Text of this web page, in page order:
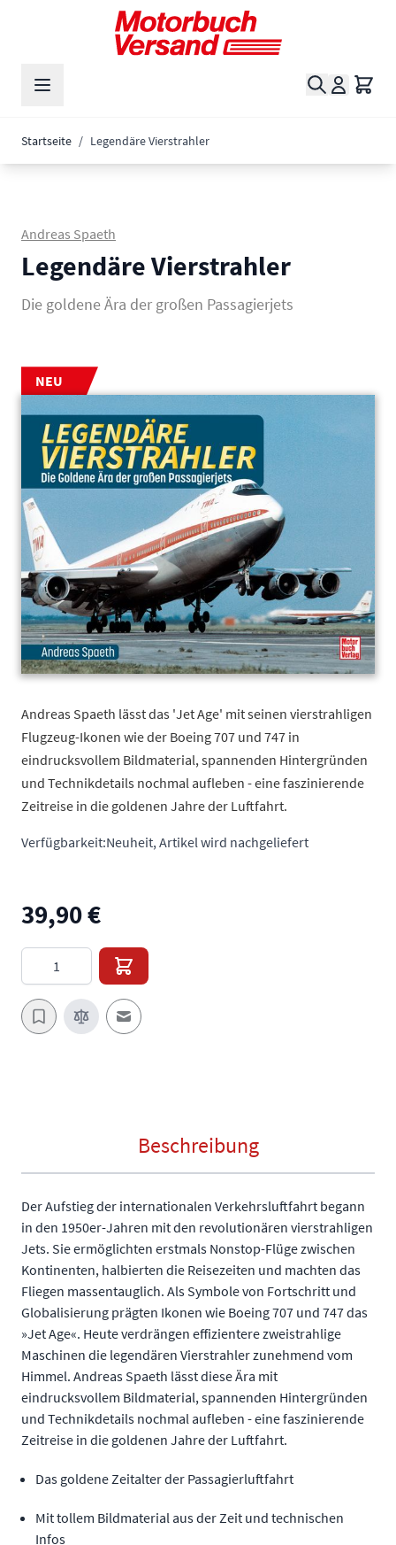
Zum Inhalt springen
Suche
Startseite / Legendäre Vierstrahler
Andreas Spaeth
Legendäre Vierstrahler
Die goldene Ära der großen Passagierjets
NEU
Andreas Spaeth lässt das 'Jet Age' mit seinen vierstrahligen
Flugzeug-Ikonen wie der Boeing 707 und 747 in
eindrucksvollem Bildmaterial, spannenden Hintergründen
und Technikdetails nochmal aufleben - eine faszinierende
Zeitreise in die goldenen Jahre der Luftfahrt.
Verfügbarkeit:Neuheit, Artikel wird nachgeliefert
39,90 €
Menge
E-Mail an einen Freund
Beschreibung
Der Aufstieg der internationalen Verkehrsluftfahrt begann
in den 1950er-Jahren mit den revolutionären vierstrahligen
Jets. Sie ermöglichten erstmals Nonstop-Flüge zwischen
Kontinenten, halbierten die Reisezeiten und machten das
Fliegen massentauglich. Als Symbole von Fortschritt und
Globalisierung prägten Ikonen wie Boeing 707 und 747 das
»Jet Age«. Heute verdrängen effizientere zweistrahlige
Maschinen die legendären Vierstrahler zunehmend vom
Himmel. Andreas Spaeth lässt diese Ära mit
eindrucksvollem Bildmaterial, spannenden Hintergründen
und Technikdetails nochmal aufleben - eine faszinierende
Zeitreise in die goldenen Jahre der Luftfahrt.
Das goldene Zeitalter der Passagierluftfahrt
Mit tollem Bildmaterial aus der Zeit und technischen
Infos